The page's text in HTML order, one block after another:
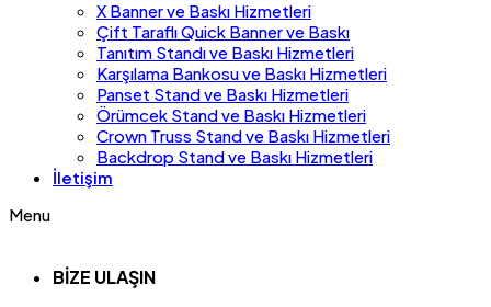
X Banner ve Baskı Hizmetleri
Çift Taraflı Quick Banner ve Baskı
Tanıtım Standı ve Baskı Hizmetleri
Karşılama Bankosu ve Baskı Hizmetleri
Panset Stand ve Baskı Hizmetleri
Örümcek Stand ve Baskı Hizmetleri
Crown Truss Stand ve Baskı Hizmetleri
Backdrop Stand ve Baskı Hizmetleri
İletişim
Menu
BİZE ULAŞIN